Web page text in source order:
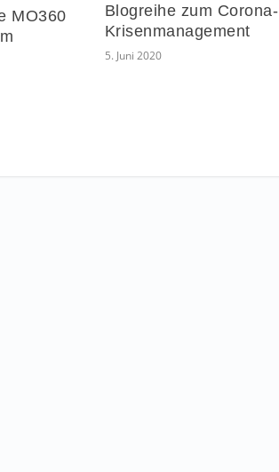
MO360
Blogreihe zum Corona-
Krisenmanagement
5. Juni 2020